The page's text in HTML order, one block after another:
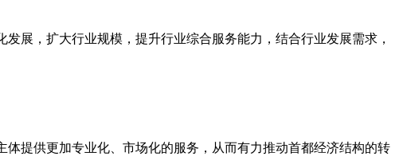
展，扩大行业规模，提升行业综合服务能力，结合行业发展需求，
提供更加专业化、市场化的服务，从而有力推动首都经济结构的转